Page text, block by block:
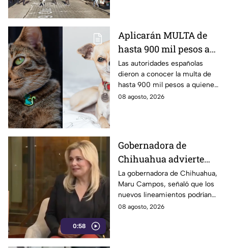
Aplicarán MULTA de
hasta 900 mil pesos a
quienes NO
REGISTREN a su
mascota
Las autoridades españolas
dieron a conocer la multa de
hasta 900 mil pesos a quienes
no registren a su mascota
08 agosto, 2026
0:58
Gobernadora de
Chihuahua advierte
riesgos para la libertad
de expresión por
nuevos lineamientos
del gobierno federal
La gobernadora de Chihuahua,
Maru Campos, señaló que los
nuevos lineamientos podrían
representar un riesgo para la
08 agosto, 2026